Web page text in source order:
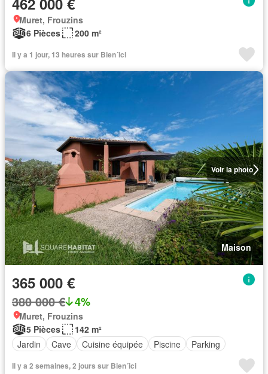
Muret, Frouzins
6 Pièces
200 m²
Il y a 1 jour, 13 heures sur Bien´ici
Voir la photo
Maison
365 000 €
380 000 € 4%
Muret, Frouzins
5 Pièces
142 m²
Jardin
Cave Cuisine équipée Piscine Parking
Il y a 2 semaines, 2 jours sur Bien´ici